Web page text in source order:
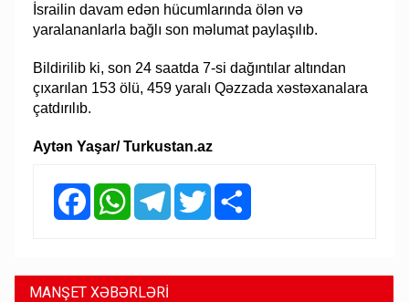
İsrailin davam edən hücumlarında ölən və
yaralananlarla bağlı son məlumat paylaşılıb.
Bildirilib ki, son 24 saatda 7-si dağıntılar altından
çıxarılan 153 ölü, 459 yaralı Qəzzada xəstəxanalara
çatdırılıb.
Aytən Yaşar/ Turkustan.az
FacebookWhatsAppTelegramTwitter
MANŞET XƏBƏRLƏRİ